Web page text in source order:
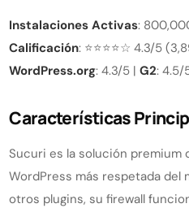
Instalaciones Activas:
Calificación: ⭐⭐⭐⭐☆ 4.3/5
WordPress.org: 4.3/5 |G2: 4.5/
Características
Sucuri es la solución premium
WordPress más respetada del
otros plugins, su firewall